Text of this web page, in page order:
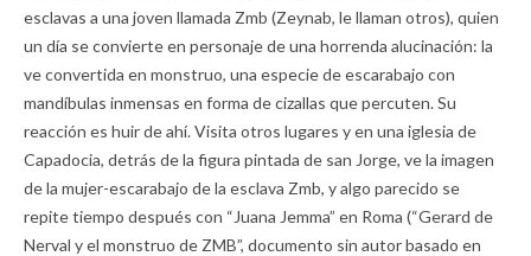
esclavas a una joven llamada Zmb (Zeynab, le llaman otros), quien
un día se convierte en personaje de una horrenda alucinación: la
ve convertida en monstruo, una especie de escarabajo con
mandíbulas inmensas en forma de cizallas que percuten. Su
reacción es huir de ahí. Visita otros lugares y en una iglesia de
Capadocia, detrás de la figura pintada de san Jorge, ve la imagen
de la mujer-escarabajo de la esclava Zmb, y algo parecido se
repite tiempo después con “Juana Jemma” en Roma (“Gerard de
Nerval y el monstruo de ZMB”, documento sin autor basado en